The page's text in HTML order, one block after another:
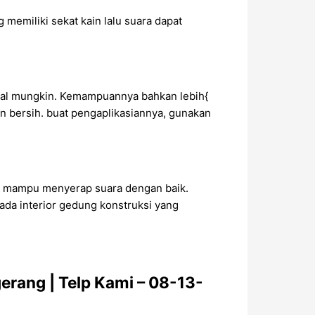
memiliki sekat kain lalu suara dapat
mungkin. Kemampuannya bahkan lebih{
buat pengaplikasiannya, gunakan
menyerap suara dengan baik.
interior gedung konstruksi yang
| Telp Kami – 08-13-